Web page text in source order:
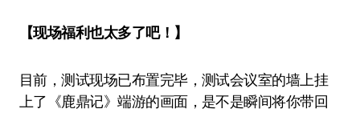
【现场福利也太多了吧！】
目前，测试现场已布置完毕，测试会议室的墙上挂
上了《鹿鼎记》端游的画面，是不是瞬间将你带回